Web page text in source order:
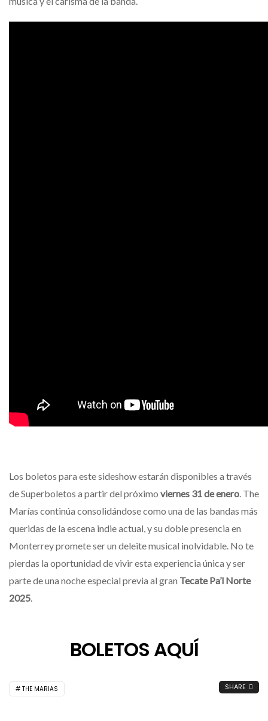
Los boletos para este sideshow estarán disponibles a través
de Superboletos a partir del próximo viernes 31 de enero . The
Marías continúa consolidándose como una de las bandas más
queridas de la escena indie actual, y su doble presencia en
Monterrey promete ser un deleite musical inolvidable. No te
pierdas la oportunidad de vivir esta experiencia única y ser
parte de una noche especial previa al gran Tecate Pa’l Norte
2025
BOLETOS AQUÍ
THE MARIAS SHARE